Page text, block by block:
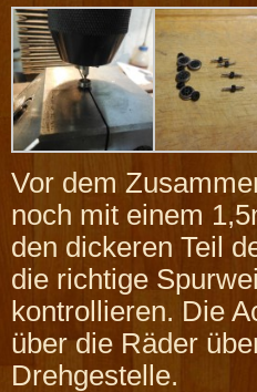
Vor dem
noch mit einem
den dickeren Teil
die richtige
kontrollieren. Die
über die Räder
Drehgestelle.